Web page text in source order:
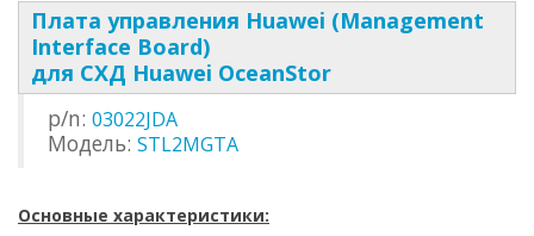
Плата управления Huawei (Management
Interface Board)
для СХД Huawei OceanStor
p/n: 03022JDA
Модель: STL2MGTA
Основные характеристики: